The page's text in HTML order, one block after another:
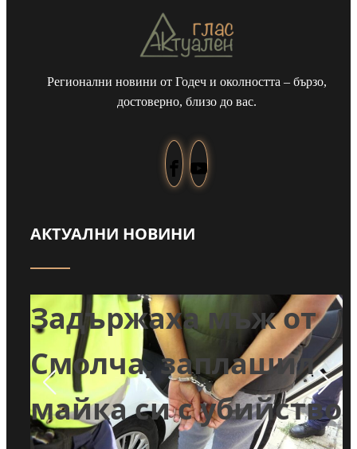
Регионални новини от Годеч и околността – бързо,
достоверно, близо до вас.
АКТУАЛНИ НОВИНИ
Задържаха мъж от
Смолча, заплашил
майка си с убийство